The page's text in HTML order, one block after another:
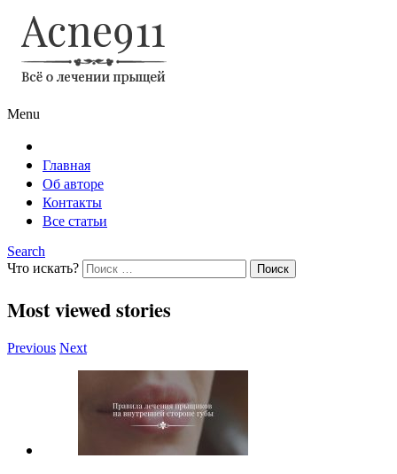
Menu
Главная
Об авторе
Контакты
Все статьи
Search
Что искать?
Most viewed stories
Previous Next